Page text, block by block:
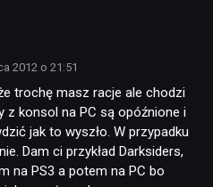
2012 o 21:51
trochę masz racje ale chodzi
z konsol na PC są opóźnione i
jak to wyszło. W przypadku
Dam ci przykład Darksiders,
na PS3 a potem na PC bo